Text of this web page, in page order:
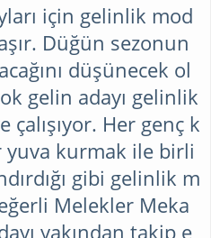
için gelinlik mod
Düğün sezonun
düşünecek ol
gelin adayı gelinlik
Her genç k
yuva kurmak ile birli
gibi gelinlik m
Melekler Meka
yakından takip e